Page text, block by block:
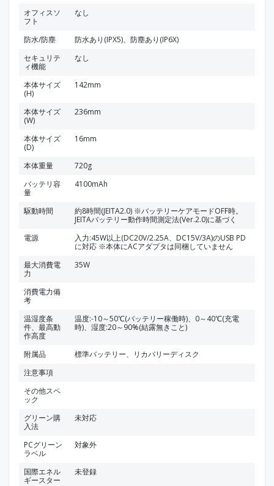
オフィスソ
フト
なし
防水/防塵
防水あり(IPX5)、防塵あり(IP6X)
セキュリテ
ィ機能
なし
本体サイズ
(H)
142mm
本体サイズ
(W)
236mm
本体サイズ
(D)
16mm
本体重量
720g
バッテリ容
量
4100mAh
駆動時間
約8時間(JEITA2.0) ※バッテリーケアモードOFF時。
JEITAバッテリー動作時間測定法(Ver.2.0)に基づく
電源
入力:45W以上(DC20V/2.25A、DC15V/3A)のUSB PD
に対応 ※本体にACアダプタは同梱していません
最大消費電
力
35W
消費電力備
考
温湿度条
件、最高動
作高度
温度:-10～50℃(バッテリー稼働時)、0～40℃(充電
時)、湿度:20～90%(結露無きこと)
附属品
標準バッテリー、リカバリーディスク
注意事項
その他スペ
ック
グリーン購
入法
未対応
PCグリーン
ラベル
対象外
国際エネル
ギースター
未登録